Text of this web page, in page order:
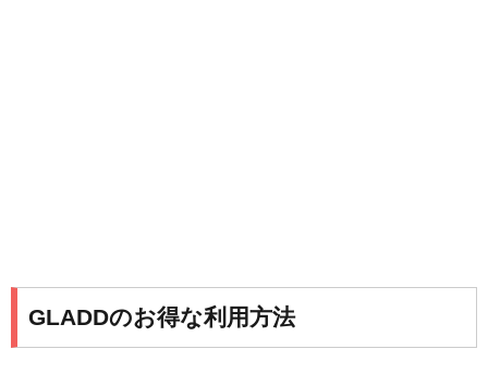
GLADDのお得な利用方法